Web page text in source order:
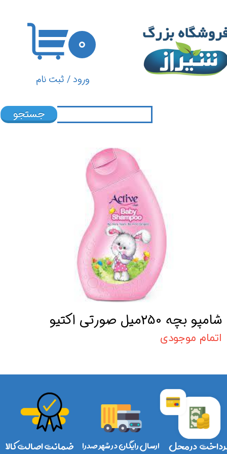
ورود/ ثبت نام
تغییر گذر واژه
سفارشات
۰
جستجو
شامپو بچه 250میل صورتی اکتیو
اتمام موجودی
ارسال رایگان در شهر صدرا در محل ضمانت اصالت کالا